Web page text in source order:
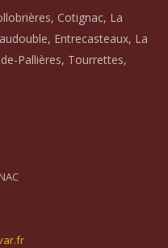
Cotignac, La
Entrecasteaux, La
Pallières, Tourrettes,